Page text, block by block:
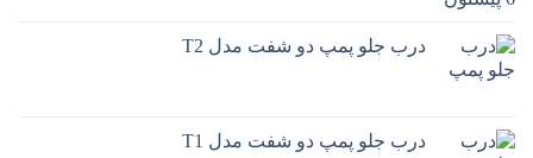
درب جلو پمپ دو شفت مدل T2
درب جلو پمپ دو شفت مدل T1